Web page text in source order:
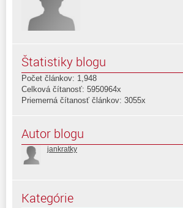
Štatistiky blogu
Počet článkov: 1,948
Celková čítanosť: 5950964x
Priemerná čítanosť článkov: 3055x
Autor blogu
jankratky
Kategórie